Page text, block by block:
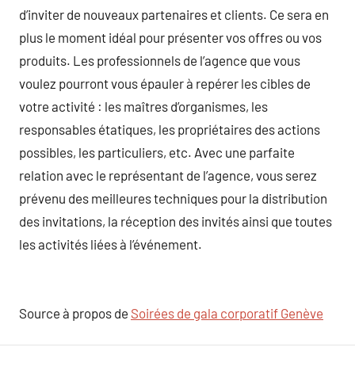
d’inviter de nouveaux partenaires et clients. Ce sera en
plus le moment idéal pour présenter vos offres ou vos
produits. Les professionnels de l’agence que vous
voulez pourront vous épauler à repérer les cibles de
votre activité : les maîtres d’organismes, les
responsables étatiques, les propriétaires des actions
possibles, les particuliers, etc. Avec une parfaite
relation avec le représentant de l’agence, vous serez
prévenu des meilleures techniques pour la distribution
des invitations, la réception des invités ainsi que toutes
les activités liées à l’événement.
Source à propos de Soirées de gala corporatif Genève